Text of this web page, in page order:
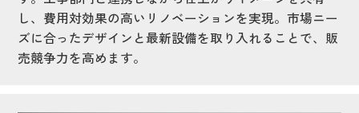
し、費用対効果の高いリノベーションを実現。市場ニー
ズに合ったデザインと最新設備を取り入れることで、販
売競争力を高めます。